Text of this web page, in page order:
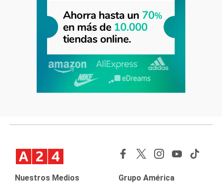
Nuestros Medios Grupo América